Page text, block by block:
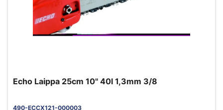
Echo Laippa 25cm 10" 40l 1,3mm 3/8
490-ECCX121-000003